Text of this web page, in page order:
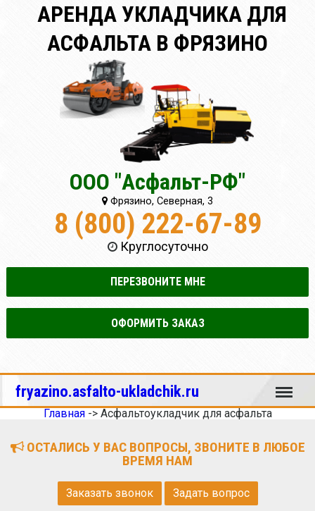
АРЕНДА УКЛАДЧИКА ДЛЯ
АСФАЛЬТА В ФРЯЗИНО
ООО "Асфальт-РФ"
Фрязино, Северная, 3
8 (800) 222-67-89
Круглосуточно
ПЕРЕЗВОНИТЕ МНЕ
ОФОРМИТЬ ЗАКАЗ
fryazino.asfalto-ukladchik.ru Меню
Главная-> Асфальтоукладчик для асфальта
ОСТАЛИСЬ У ВАС ВОПРОСЫ, ЗВОНИТЕ В ЛЮБОЕ
ВРЕМЯ НАМ
Заказать звонок Задать вопрос